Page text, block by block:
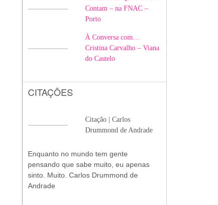
Contam – na FNAC –
Porto
À Conversa com…
Cristina Carvalho – Viana
do Castelo
CITAÇÕES
Citação | Carlos
Drummond de Andrade
Enquanto no mundo tem gente
pensando que sabe muito, eu apenas
sinto. Muito. Carlos Drummond de
Andrade